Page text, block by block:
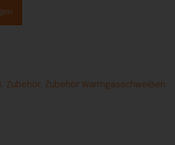
Zubehör Zubehör Warmgasschweißen